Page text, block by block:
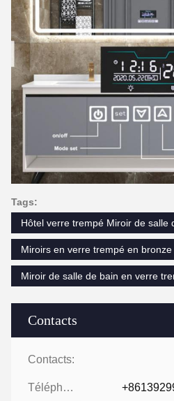
Contacts
Contacts:
Téléphone:
Tags:
Hôtel verre trempé Miroir de salle
Miroirs en verre trempé en bronze
Miroir de salle de bain en verre